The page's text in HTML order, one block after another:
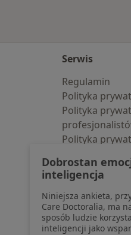
Serwis
Regulamin
Polityka
Polityka
Polityka
pozyskaliśmy
Polityka cookies
Jak działają
Dostępność
O nas
Dobrostan
inteligencja
Niniejsza ankieta,
Care Doctoralia, ma
sposób ludzie
inteligencji jako